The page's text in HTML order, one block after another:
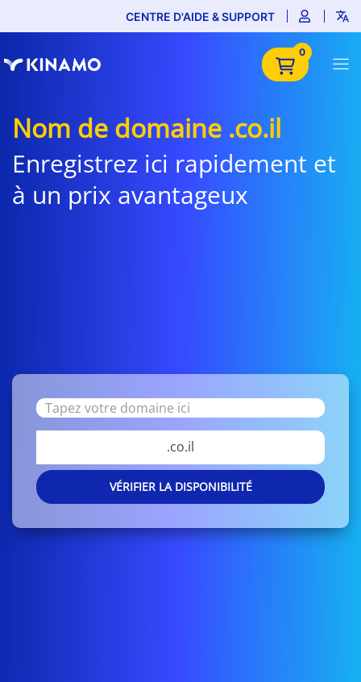
CENTRE D'AIDE & SUPPORT
0
Nom de domaine .co.il
Enregistrez ici rapidement et
à un prix avantageux
.co.il
VÉRIFIER LA DISPONIBILITÉ